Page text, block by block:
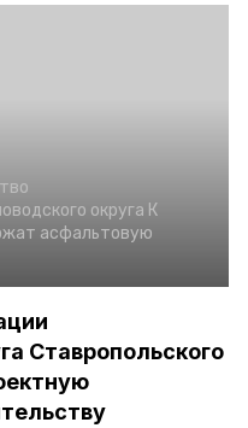
округа К
асфальтовую
Ставропольского